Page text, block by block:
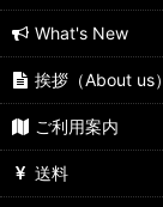
What's New
挨拶（About us）
ご利用案内
送料